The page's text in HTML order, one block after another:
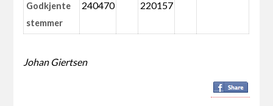
Godkjente
stemmer
240470 220157
Johan Giertsen